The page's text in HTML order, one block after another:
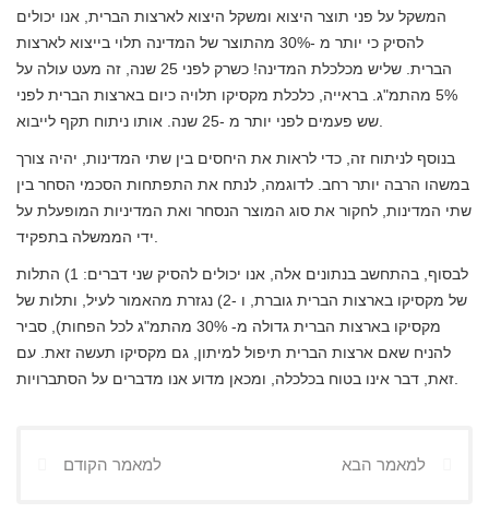
המשקל על פני תוצר היצוא ומשקל היצוא לארצות הברית, אנו יכולים
להסיק כי יותר מ -30% מהתוצר של המדינה תלוי בייצוא לארצות
הברית. שליש מכלכלת המדינה! כשרק לפני 25 שנה, זה מעט עולה על
5% מהתמ"ג. בראייה, כלכלת מקסיקו תלויה כיום בארצות הברית לפני
בנוסף לניתוח זה, כדי לראות את היחסים בין שתי המדינות, יהיה צורך
במשהו הרבה יותר רחב. לדוגמה, לנתח את התפתחות הסכמי הסחר בין
שתי המדינות, לחקור את סוג המוצר הנסחר ואת המדיניות המופעלת על
לבסוף, בהתחשב בנתונים אלה, אנו יכולים להסיק שני דברים: 1) התלות
של מקסיקו בארצות הברית גוברת, ו -2) נגזרת מהאמור לעיל, ותלות של
מקסיקו בארצות הברית גדולה מ- 30% מהתמ"ג לכל הפחות), סביר
להניח שאם ארצות הברית תיפול למיתון, גם מקסיקו תעשה זאת. עם
למאמר הקודם למאמר הבא